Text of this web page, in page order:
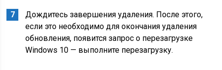
Дождитесь завершения удаления. После этого,
если это необходимо для окончания удаления
обновления, появится запрос о перезагрузке
Windows 10 — выполните перезагрузку.